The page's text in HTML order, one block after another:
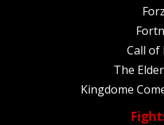
Call of
The
Kingdome